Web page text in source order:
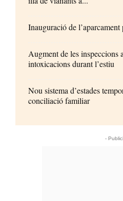
Inauguració de
Augment de les inspeccions
intoxicacions durant l’estiu
Nou sistema d’estades
conciliació familiar
-